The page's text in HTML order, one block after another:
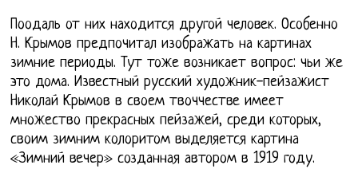
Поодаль от них находится другой человек. Особенно
Н. Крымов предпочитал изображать на картинах
зимние периоды. Тут тоже возникает вопрос: чьи же
это дома. Известный русский художник-пейзажист
Николай Крымов в своем твоччестве имеет
множество прекрасных пейзажей, среди которых,
своим зимним колоритом выделяется картина
«Зимний вечер» созданная автором в 1919 году.